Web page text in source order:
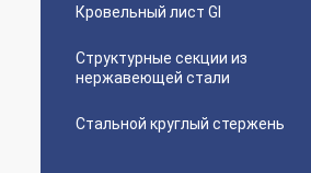
Кровельный лист GI
Структурные секции из
нержавеющей стали
Стальной круглый стержень